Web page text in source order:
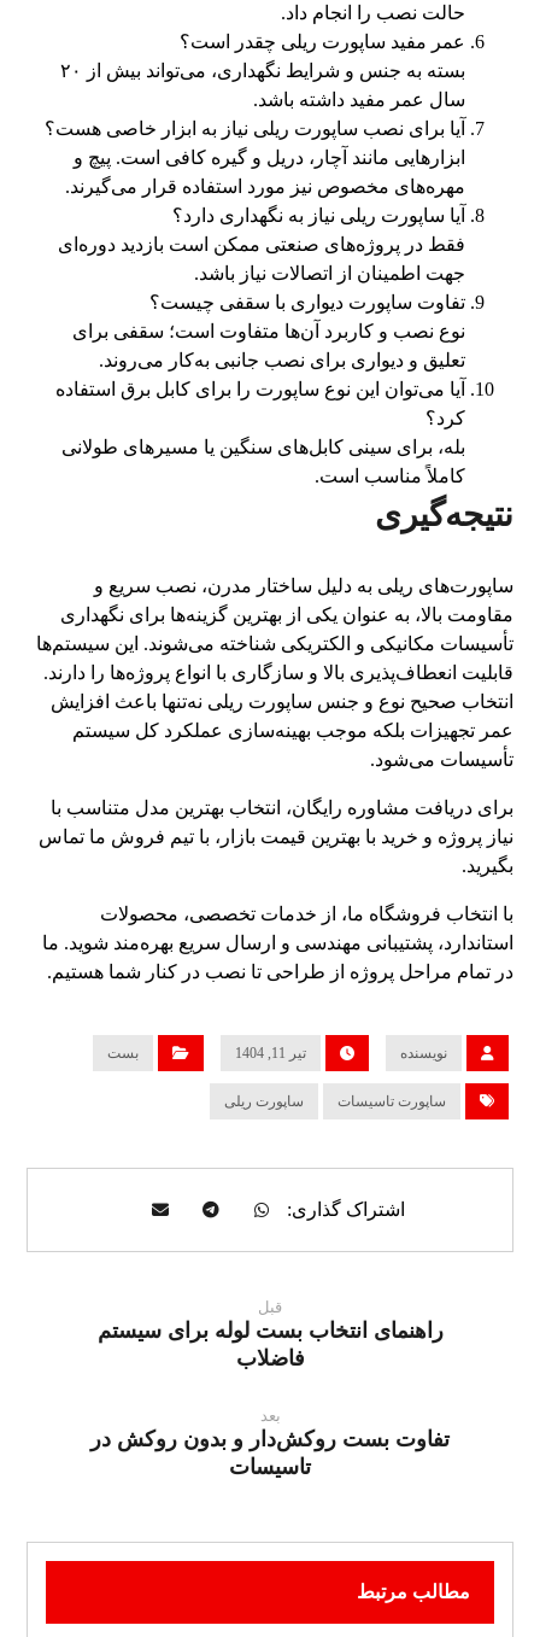
حالت نصب را انجام داد.
عمر مفید ساپورت ریلی چقدر است؟
بسته به جنس و شرایط نگهداری، می‌تواند بیش از ۲۰
سال عمر مفید داشته باشد.
آیا برای نصب ساپورت ریلی نیاز به ابزار خاصی هست؟
ابزارهایی مانند آچار، دریل و گیره کافی است. پیچ و
مهره‌های مخصوص نیز مورد استفاده قرار می‌گیرند.
آیا ساپورت ریلی نیاز به نگهداری دارد؟
فقط در پروژه‌های صنعتی ممکن است بازدید دوره‌ای
جهت اطمینان از اتصالات نیاز باشد.
تفاوت ساپورت دیواری با سقفی چیست؟
نوع نصب و کاربرد آن‌ها متفاوت است؛ سقفی برای
تعلیق و دیواری برای نصب جانبی به‌کار می‌روند.
آیا می‌توان این نوع ساپورت را برای کابل برق استفاده
کرد؟
بله، برای سینی کابل‌های سنگین یا مسیرهای طولانی
کاملاً مناسب است.
نتیجه‌گیری
ساپورت‌های ریلی به دلیل ساختار مدرن، نصب سریع و
مقاومت بالا، به عنوان یکی از بهترین گزینه‌ها برای نگهداری
تأسیسات مکانیکی و الکتریکی شناخته می‌شوند. این سیستم‌ها
قابلیت انعطاف‌پذیری بالا و سازگاری با انواع پروژه‌ها را دارند.
انتخاب صحیح نوع و جنس ساپورت ریلی نه‌تنها باعث افزایش
عمر تجهیزات بلکه موجب بهینه‌سازی عملکرد کل سیستم
تأسیسات می‌شود.
برای دریافت مشاوره رایگان، انتخاب بهترین مدل متناسب با
نیاز پروژه و خرید با بهترین قیمت بازار، با تیم فروش ما تماس
بگیرید.
با انتخاب فروشگاه ما، از خدمات تخصصی، محصولات
استاندارد، پشتیبانی مهندسی و ارسال سریع بهره‌مند شوید. ما
در تمام مراحل پروژه از طراحی تا نصب در کنار شما هستیم.
نویسنده تیر 11, 1404 بست
ساپورت تاسیسات ساپورت ریلی
قبل
راهنمای انتخاب بست لوله برای سیستم
فاضلاب
بعد
تفاوت بست روکش‌دار و بدون روکش در
تاسیسات
مطالب مرتبط